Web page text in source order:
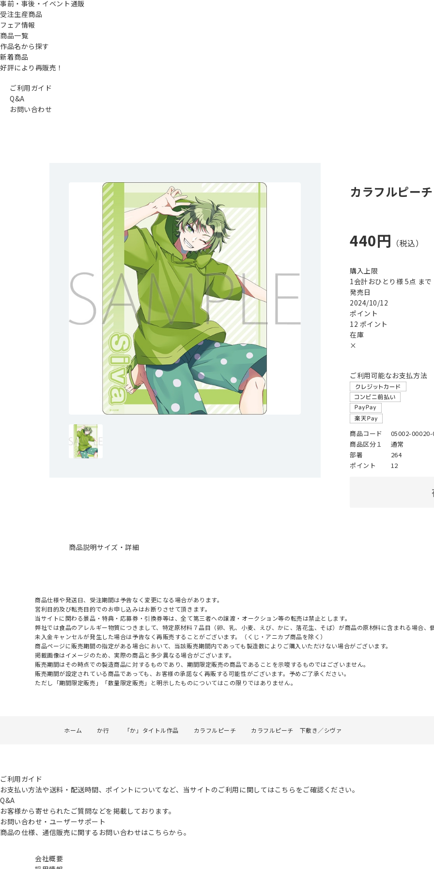
事前・事後・イベント通販
受注生産商品
フェア情報
商品一覧
作品名から探す
新着商品
好評により再販売！
ご利用ガイド
Q&A
お問い合わせ
カラフルピー
440円
購入上限
1会計おひとり様 5点 まで
発売日
2024/10/12
ポイント
12 ポイント
在庫
×
ご利用可能なお支払方法
商品コード
05002-00020-
商品区分１
通常
部署
264
ポイント
12
商品説明サイズ・詳細
商品仕様や発送日、受注期間は予告なく変更になる場合があります。
営利目的及び転売目的でのお申し込みはお断りさせて頂きます。
当サイトに関わる景品・特典・応募券・引換券等は、全て第三者への譲渡・オークション等の転売は禁止とします。
弊社では食品のアレルギー物質につきまして、特定原材料７品目（卵、乳、小麦、えび、かに、落花生、そば）が商品の原材料に含まれる場合、
未入金キャンセルが発生した場合は予告なく再販売することがございます。（くじ・アニカプ商品を除く）
商品ページに販売期間の指定がある場合において、当該販売期間内であっても製造数によりご購入いただけない場合がございます。
掲載画像はイメージのため、実際の商品と多少異なる場合がございます。
販売期間はその時点での製造商品に対するものであり、期間限定販売の商品であることを示唆するものではございません。
販売期間が設定されている商品であっても、お客様の承諾なく再販する可能性がございます。予めご了承ください。
ただし「期間限定販売」「数量限定販売」と明示したものについてはこの限りではありません。
ホーム か行 「か」タイトル作品 カラフルピーチ カラフルピーチ 下敷き／シヴァ
ご利用ガイド
お支払い方法や送料・配送時間、ポイントについてなど、当サイトのご利用に関してはこちらをご確認ください。
Q&A
お客様から寄せられたご質問などを掲載しております。
お問い合わせ・ユーザーサポート
商品の仕様、通信販売に関するお問い合わせはこちらから。
会社概要